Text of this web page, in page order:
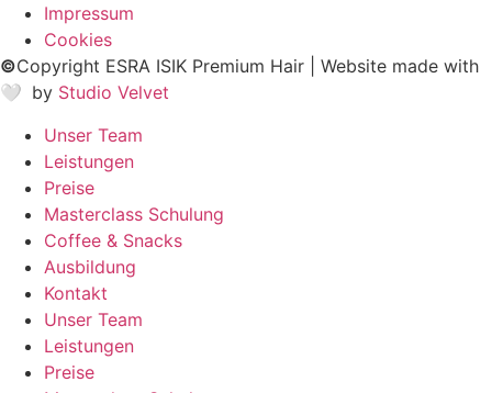
Impressum
Cookies
©Copyright ESRA ISIK Premium Hair | Website made with
🤍 by Studio Velvet
Unser Team
Leistungen
Preise
Masterclass Schulung
Coffee & Snacks
Ausbildung
Kontakt
Unser Team
Leistungen
Preise